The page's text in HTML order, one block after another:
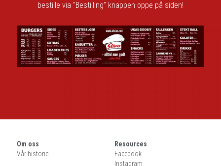
Last ned vår APP
bestille via "Bestilling" knappen oppe på siden!
Om oss
Vår historie
Resources
Facebook
Instagram